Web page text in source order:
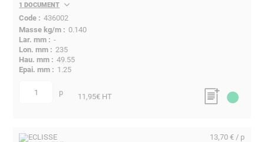
1 DOCUMENT
436002
0.140
-
235
49.55
1.25
quantité p 11,95€ HT
13,70 € / p